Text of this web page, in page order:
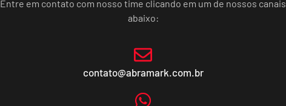
Entre em contato com nosso time clicando em um de nossos canais
abaixo:
contato@abramark.com.br